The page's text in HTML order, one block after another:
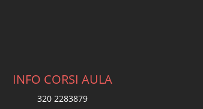
INFO CORSI AULA
320 2283879